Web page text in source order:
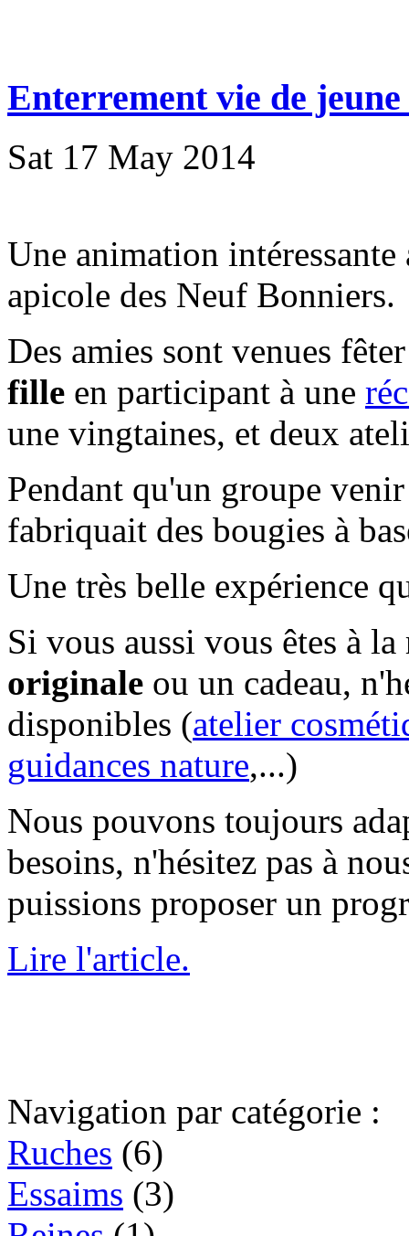
Enterrement vie de
Sat 17 May 2014
Une animation
apicole des Neuf Bonniers.
Des amies sont venues
fille en participant à une
une vingtaines, et deux
Pendant qu'un groupe
fabriquait des bougies à
Une très belle expérience
Si vous aussi vous êtes à
originale ou un cadeau,
disponibles (atelier
guidances nature,...)
Nous pouvons toujours
besoins, n'hésitez pas à
puissions proposer un
Lire l'article.
Navigation par catégorie :
Ruches (6)
Essaims (3)